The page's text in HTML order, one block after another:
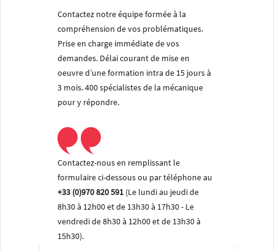
Contactez notre équipe formée à la
compréhension de vos problématiques.
Prise en charge immédiate de vos
demandes. Délai courant de mise en
oeuvre d’une formation intra de 15 jours à
3 mois. 400 spécialistes de la mécanique
pour y répondre.
Contactez-nous en remplissant le
formulaire ci-dessous ou par téléphone au
+33 (0)970 820 591 (Le lundi au jeudi de
8h30 à 12h00 et de 13h30 à 17h30 - Le
vendredi de 8h30 à 12h00 et de 13h30 à
15h30).